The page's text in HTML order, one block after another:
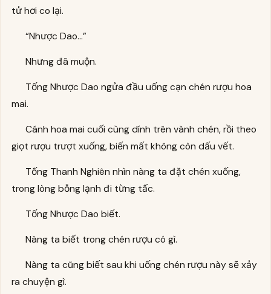
tử hơi co lại.
“Nhược Dao…”
Nhưng đã muộn.
Tống Nhược Dao ngửa đầu uống cạn chén rượu hoa
mai.
Cánh hoa mai cuối cùng dính trên vành chén, rồi theo
giọt rượu trượt xuống, biến mất không còn dấu vết.
Tống Thanh Nghiên nhìn nàng ta đặt chén xuống,
trong lòng bỗng lạnh đi từng tấc.
Tống Nhược Dao biết.
Nàng ta biết trong chén rượu có gì.
Nàng ta cũng biết sau khi uống chén rượu này sẽ xảy
ra chuyện gì.